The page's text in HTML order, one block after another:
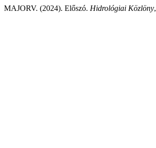
MAJORV. (2024). Előszó. Hidrológiai Közlöny,